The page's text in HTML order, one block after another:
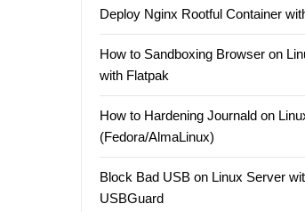
Deploy Nginx Rootful Container
How to Sandboxing Browser on
with Flatpak
How to Hardening Journald on
(Fedora/AlmaLinux)
Block Bad USB on Linux Server
USBGuard